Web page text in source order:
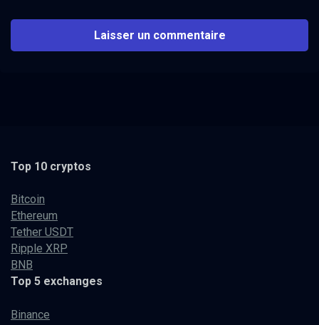
Top 10 cryptos
Bitcoin
Ethereum
Tether USDT
Ripple XRP
BNB
Top 5 exchanges
Binance